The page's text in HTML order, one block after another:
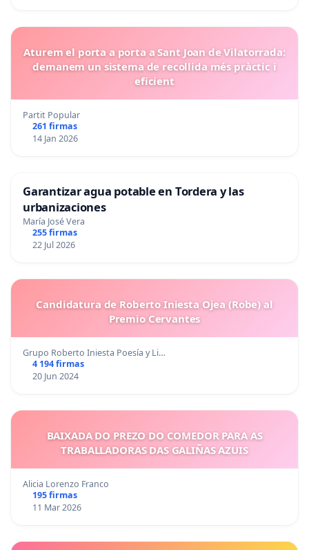
Aturem el porta a porta a Sant Joan de Vilatorrada:
demanem un sistema de recollida més pràctic i
eficient
Partit Popular
261 firmas
14 Jan 2026
Garantizar agua potable en Tordera y las
urbanizaciones
María José Vera
255 firmas
22 Jul 2026
Candidatura de Roberto Iniesta Ojea (Robe) al
Premio Cervantes
Grupo Roberto Iniesta Poesía y Li…
4 194 firmas
20 Jun 2024
BAIXADA DO PREZO DO COMEDOR PARA AS
TRABALLADORAS DAS GALIÑAS AZUIS
Alicia Lorenzo Franco
195 firmas
11 Mar 2026